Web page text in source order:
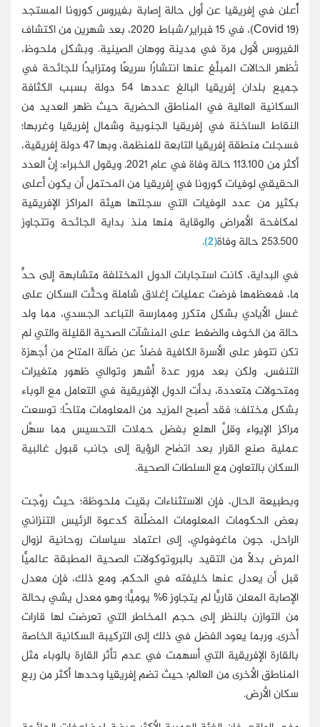
أُعلن في إفريقيا عن أول حالة إصابة بفيروس كورونا المستجد
(
Covid 19
)، في 15 فبراير/شباط 2020، بعد شهرين من اكتشاف
الفيروس لأول مرة في مدينة ووهان الصينية. وبشكل ملحوظ،
تُظهر الحالات المبلَّغ عنها انتشارًا سريعًا ومتزايدًا للجائحة في
جميع بلدان إفريقيا البالغ عددها 54 دولة بسبب الكثافة
السكانية العالية في المناطق الحضرية حيث ظهر العديد من
النقاط الساخنة في إفريقيا الجنوبية وشمال إفريقيا وغربها؛
فسجلت منطقة إفريقيا التابعة للمنظمة، وبها 47 دولة إفريقية،
أكثر من 113.100 حالة وفاة في عام 2021. ويقول الخبراء: إنَّ العدد
الحقيقي لوفيات كورونا في إفريقيا من المحتمل أن يكون أعلى
بكثير من عدد الوفيات التي سجلتها هيئة المراكز الإفريقية
لمكافحة الأمراض والوقاية منها منذ بداية الجائحة وتتجاوز
253.500 حالة وفاة
(2)
.
في البداية، كانت استجابات الدول المختلفة متشابهة إلى حدٍّ
ما، فمعظمها فرضت عمليات إغلاق شاملة وحثَّت السكان على
غسل الأيادي بشكل متكرر وممارسة التباعد الجسدي، مما ولد
حالة من الخوف والضغط على المنشآت الصحية القليلة والتي لم
تكن تتوفر على الأسرة الكافية فضلًا عن ضآلة المتاح من أجهزة
التنفس. ولكن بعد مرور عدة أشهر وتوالي ظهور متغيرات
ومتحولات متعددة، بدأت الدول الإفريقية في التعامل مع الوباء
بشكل مختلف؛ فقد أصبح المزيد من المعلومات متاحًا: توسعت
مراكز الإيواء وقلَّ الهلع بفضل حملات التحسيس مما سهَّل
عملية صنع القرار بعد اتضاح الرؤية إلى جانب قبول غالبية
السكان بالتعاون مع السلطات الصحية.
وبطبيعة الحال، فإن الاستثناءات بقيت ملحوظة؛ حيث روَّجت
بعض الحكومات المعلومات المضلِّلة كدعوة الرئيس التنزاني
الراحل، جون ماغوفولي، إلى اعتماد سياسات روحانية لزوال
المرض بدلًا من التقيد بالبروتوكولات الصحية المطبقة عالميًّا
قبل أن يعدل عنها خليفته في الحكم. ومع ذلك، فإن معدل
الإصابة المعلن قاريًّا لم يتجاوز 6% يوميًّا؛ وهو معدل يشي بحالة
من التوازن بالنظر إلى حجم المخاطر التي تعرضت لها قارات
أخرى. وربما يعود الفضل في ذلك إلى التركيبة السكانية الخاصة
بالقارة الإفريقية التي أسهمت في عدم تأثر القارة بالوباء مثل
المناطق الأخرى من العالم؛ حيث تضم إفريقيا وحدها أكثر من ربع
سكان الأرض.